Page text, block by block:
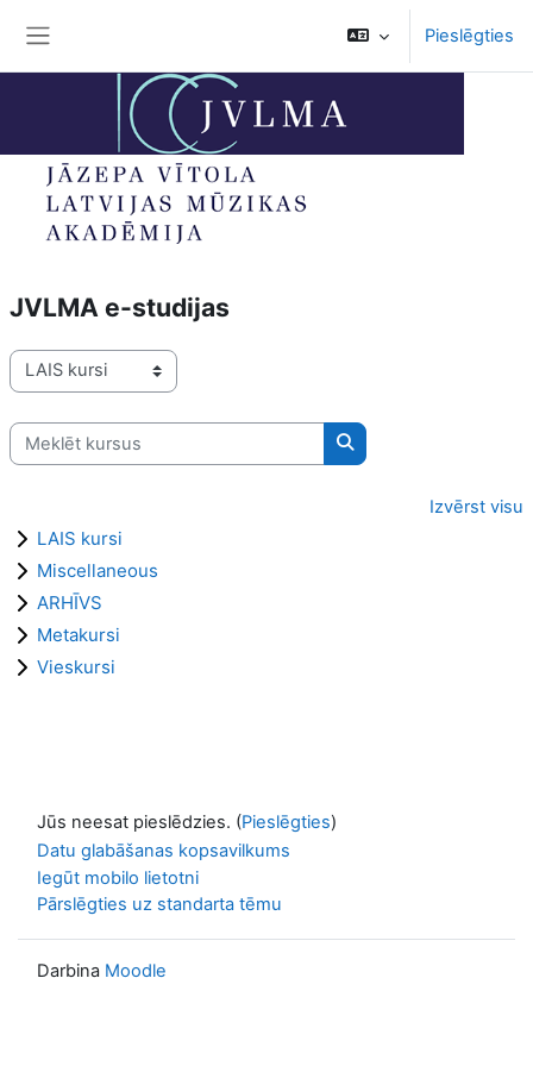
Pieslēgties
JVLMA e-studijas
Kursu kategorijas
Meklēt kursus
Meklēt kursus
Izvērst visu
LAIS kursi
Miscellaneous
ARHĪVS
Metakursi
Vieskursi
Jūs neesat pieslēdzies. (Pieslēgties)
Datu glabāšanas kopsavilkums
Iegūt mobilo lietotni
Pārslēgties uz standarta tēmu
Darbina Moodle